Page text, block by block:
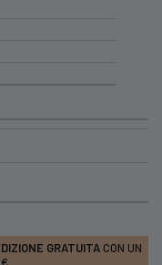
GRATUITA CON UN